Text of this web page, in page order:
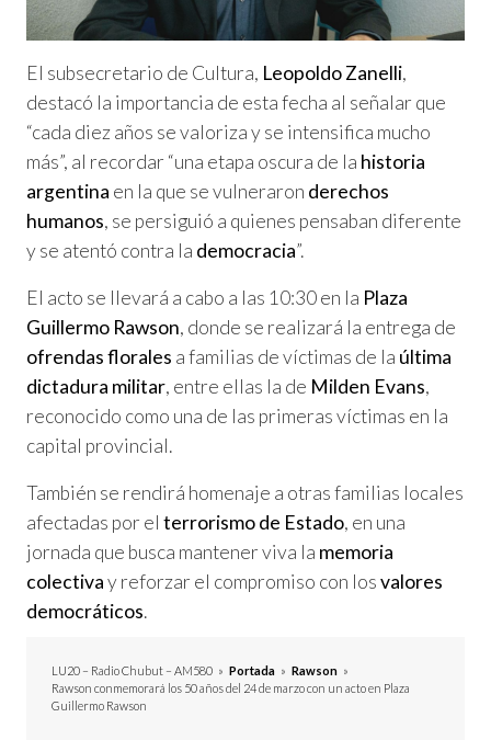
El subsecretario de Cultura, Leopoldo Zanelli,
destacó la importancia de esta fecha al señalar que
“cada diez años se valoriza y se intensifica mucho
más”, al recordar “una etapa oscura de la historia
argentina en la que se vulneraron derechos
humanos, se persiguió a quienes pensaban diferente
y se atentó contra la democracia”.
El acto se llevará a cabo a las 10:30 en la Plaza
Guillermo Rawson, donde se realizará la entrega de
ofrendas florales a familias de víctimas de la última
dictadura militar, entre ellas la de Milden Evans,
reconocido como una de las primeras víctimas en la
capital provincial.
También se rendirá homenaje a otras familias locales
afectadas por el terrorismo de Estado, en una
jornada que busca mantener viva la memoria
colectivay reforzar el compromiso con losvalores
democráticos.
LU20 – Radio Chubut – AM580 » Portada » Rawson »
Rawson conmemorará los 50 años del 24 de marzo con un acto en Plaza
Guillermo Rawson